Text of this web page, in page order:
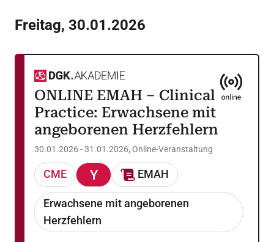
Freitag, 30.01.2026
ONLINE EMAH – Clinical
Practice: Erwachsene mit
angeborenen Herzfehlern
30.01.2026 - 31.01.2026, Online-Veranstaltung
Erwachsene mit angeborenen
Herzfehlern
CME EMAH